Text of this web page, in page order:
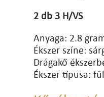
2 db 3 H/VS
Anyaga: 2.8
Ékszer színe:
Drágakő
Ékszer típusa: